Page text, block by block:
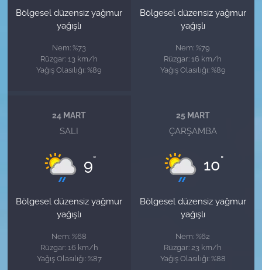
Bölgesel düzensiz yağmur
yağışlı
Nem: %73
Rüzgar: 13 km/h
Yağış Olasılığı: %89
Bölgesel düzensiz yağmur
yağışlı
Nem: %79
Rüzgar: 16 km/h
Yağış Olasılığı: %89
24 MART
SALI
9°
Bölgesel düzensiz yağmur
yağışlı
Nem: %68
Rüzgar: 16 km/h
Yağış Olasılığı: %87
25 MART
ÇARŞAMBA
10°
Bölgesel düzensiz yağmur
yağışlı
Nem: %62
Rüzgar: 23 km/h
Yağış Olasılığı: %88